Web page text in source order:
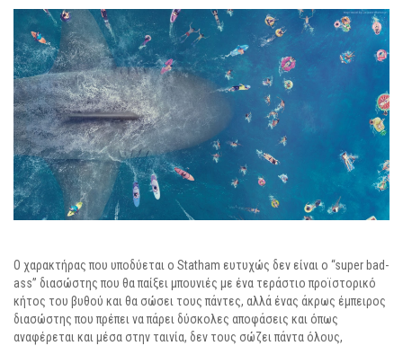
Ο χαρακτήρας που υποδύεται ο Statham ευτυχώς δεν είναι o “super bad-
ass” διασώστης που θα παίξει μπουνιές με ένα τεράστιο προϊστορικό
κήτος του βυθού και θα σώσει τους πάντες, αλλά ένας άκρως έμπειρος
διασώστης που πρέπει να πάρει δύσκολες αποφάσεις και όπως
αναφέρεται και μέσα στην ταινία, δεν τους σώζει πάντα όλους,